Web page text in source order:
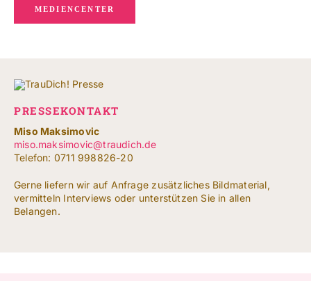
MEDIENCENTER
PRESSEKONTAKT
Miso Maksimovic
miso.maksimovic@traudich.de
Telefon: 0711 998826-20
Gerne liefern wir auf Anfrage zusätzliches Bildmaterial,
vermitteln Interviews oder unterstützen Sie in allen
Belangen.